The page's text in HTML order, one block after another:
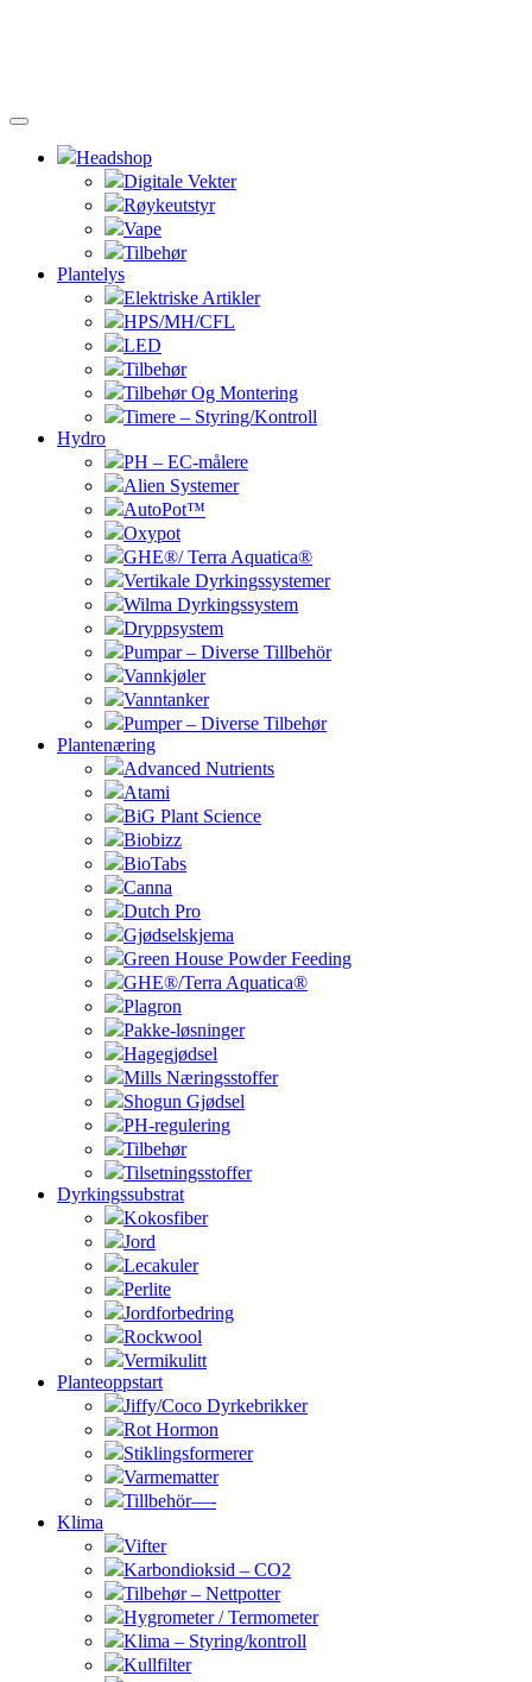
Headshop
Digitale Vekter
Røykeutstyr
Vape
Tilbehør
Plantelys
Elektriske Artikler
HPS/MH/CFL
LED
Tilbehør
Tilbehør Og Montering
Timere – Styring/Kontroll
Hydro
PH – EC-målere
Alien Systemer
AutoPot™
Oxypot
GHE®/ Terra Aquatica®
Vertikale Dyrkingssystemer
Wilma Dyrkingssystem
Dryppsystem
Pumpar – Diverse Tillbehör
Vannkjøler
Vanntanker
Pumper – Diverse Tilbehør
Plantenæring
Advanced Nutrients
Atami
BiG Plant Science
Biobizz
BioTabs
Canna
Dutch Pro
Gjødselskjema
Green House Powder Feeding
GHE®/Terra Aquatica®
Plagron
Pakke-løsninger
Hagegjødsel
Mills Næringsstoffer
Shogun Gjødsel
PH-regulering
Tilbehør
Tilsetningsstoffer
Dyrkingssubstrat
Kokosfiber
Jord
Lecakuler
Perlite
Jordforbedring
Rockwool
Vermikulitt
Planteoppstart
Jiffy/Coco Dyrkebrikker
Rot Hormon
Stiklingsformerer
Varmematter
Tillbehör—-
Klima
Vifter
Karbondioksid – CO2
Tilbehør – Nettpotter
Hygrometer / Termometer
Klima – Styring/kontroll
Kullfilter